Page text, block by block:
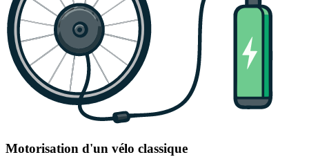
Motorisation d'un vélo classique